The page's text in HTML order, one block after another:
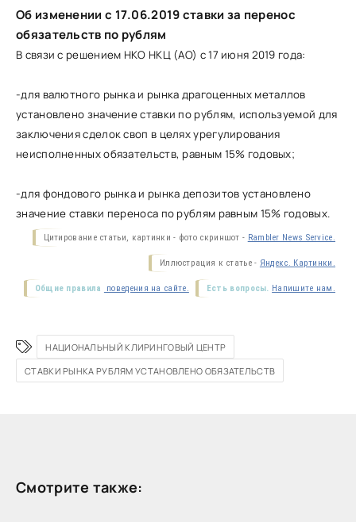
Об изменении с 17.06.2019 ставки за перенос
обязательств по рублям
В связи с решением НКО НКЦ (АО) с 17 июня 2019 года:
-для валютного рынка и рынка драгоценных металлов
установлено значение ставки по рублям, используемой для
заключения сделок своп в целях урегулирования
неисполненных обязательств, равным 15% годовых;
-для фондового рынка и рынка депозитов установлено
значение ставки переноса по рублям равным 15% годовых.
Цитирование статьи, картинки - фото скриншот - Rambler News Service.
Иллюстрация к статье - Яндекс. Картинки.
Есть вопросы. Напишите нам.
Общие правила поведения на сайте.
НАЦИОНАЛЬНЫЙ КЛИРИНГОВЫЙ ЦЕНТР
СТАВКИ РЫНКА РУБЛЯМ УСТАНОВЛЕНО ОБЯЗАТЕЛЬСТВ
Смотрите также: